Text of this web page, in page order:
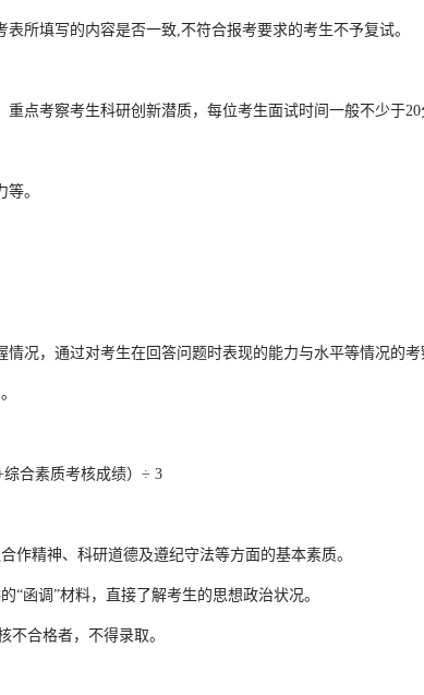
填写的内容是否一致,不符合报考要求的考生不予复试。
考察考生科研创新潜质，每位考生面试时间一般不少于20
。
，通过对考生在回答问题时表现的能力与水平等情况的考
+综合素质考核成绩）÷ 3
精神、科研道德及遵纪守法等方面的基本素质。
调”材料，直接了解考生的思想政治状况。
合格者，不得录取。